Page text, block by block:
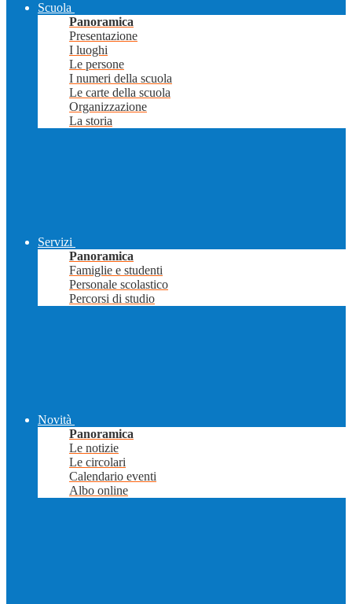
Scuola
Panoramica
Presentazione
I luoghi
Le persone
I numeri della scuola
Le carte della scuola
Organizzazione
La storia
Servizi
Panoramica
Famiglie e studenti
Personale scolastico
Percorsi di studio
Novità
Panoramica
Le notizie
Le circolari
Calendario eventi
Albo online